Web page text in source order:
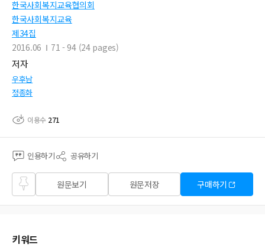
한국사회복지교육협의회
한국사회복지교육
제34집
2016.06
71 - 94 (24 pages)
저자
우후남
정종화
이용수 271
인용하기 공유하기
즐겨
찾기
원문보기 원문저장 구매하기
키워드